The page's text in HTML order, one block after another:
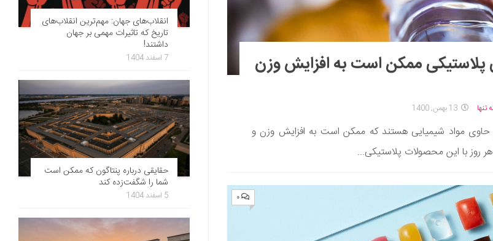
پلاستیکی ممکن است به افزایش وزن
تنها 13 بهمن, 1400
مواد شیمیایی هستند که ممکن است به افزایش وزن و
روز با این محصولات پلاستیکی...
۰
انقلاب‌های جهان: مهم‌ترین انقلاب‌های
تاریخ که تاثیرات مهمی بر جهان
داشتند!
7 اسفند 1404
حقایقی درباره پنتاگون که ممکن است
شما را شگفت‌زده کند
5 اسفند 1404